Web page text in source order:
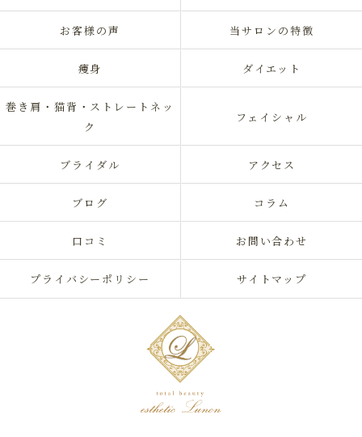
お客様の声 当サロンの特徴
痩身 ダイエット
巻き肩・猫背・ストレートネッ
ク
フェイシャル
ブライダル アクセス
ブログ コラム
口コミ お問い合わせ
プライバシーポリシー サイトマップ